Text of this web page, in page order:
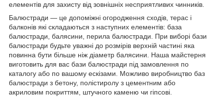
елементів для захисту від зовнішніх несприятливих чинників.
Балюстради ― це допоміжні огородження сходів, терас і
балконів які складаються з наступних елементів: база
балюстради, балясини, перила балюстради. При виборі бази
балюстради будьте уважні до розмірів верхній частині яка
повинна бути більше ніж діаметр балясини. Наша майстерня
виготовить для вас бази балюстради під замовлення по
каталогу або по вашому ескізами. Можливо виробництво баз
балюстради з бетону, полістиролу з цементним або
акриловим покриттям, штучного каменю чи гіпсові.